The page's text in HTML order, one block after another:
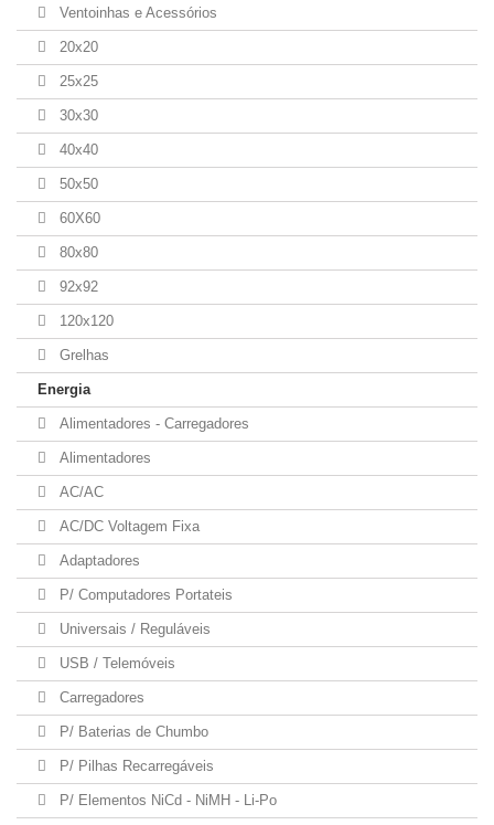
Ventoinhas e Acessórios
20x20
25x25
30x30
40x40
50x50
60X60
80x80
92x92
120x120
Grelhas
Energia
Alimentadores - Carregadores
Alimentadores
AC/AC
AC/DC Voltagem Fixa
Adaptadores
P/ Computadores Portateis
Universais / Reguláveis
USB / Telemóveis
Carregadores
P/ Baterias de Chumbo
P/ Pilhas Recarregáveis
P/ Elementos NiCd - NiMH - Li-Po